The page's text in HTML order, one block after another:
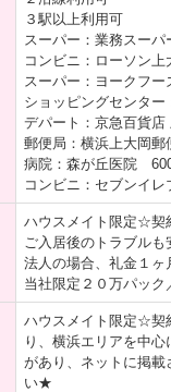
３駅以上利用可
スーパー：業務スー
コンビニ：ローソン
スーパー：ヨークフ
ショッピングセンタ
デパート：京急百貨
郵便局：横浜上大岡
病院：森が丘医院
コンビニ：セブンイ
ハウスメイト限定☆契
ご入居後のトラブル
法人の場合、礼金１ヶ
当社限定２０万パッ
ハウスメイト限定☆契
り、横浜エリアを中
があり、ネットに掲
い★